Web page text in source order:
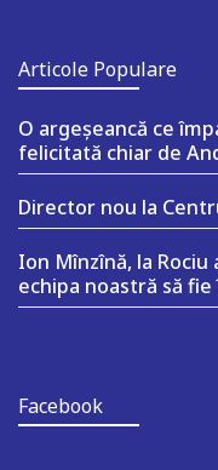
Articole Populare
O argeşeancă ce
felicitată chiar de
Director nou la
Ion Mînzînă, la
echipa noastră să
Facebook